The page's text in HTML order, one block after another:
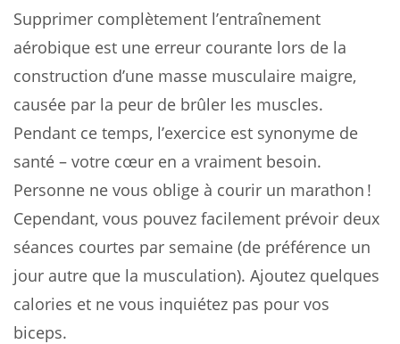
Supprimer complètement l’entraînement
aérobique est une erreur courante lors de la
construction d’une masse musculaire maigre,
causée par la peur de brûler les muscles.
Pendant ce temps, l’exercice est synonyme de
santé – votre cœur en a vraiment besoin.
Personne ne vous oblige à courir un marathon !
Cependant, vous pouvez facilement prévoir deux
séances courtes par semaine (de préférence un
jour autre que la musculation). Ajoutez quelques
calories et ne vous inquiétez pas pour vos
biceps.